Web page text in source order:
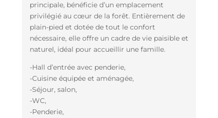
principale, bénéficie d’un emplacement
privilégié au cœur de la forêt. Entièrement de
plain-pied et dotée de tout le confort
nécessaire, elle offre un cadre de vie paisible et
naturel, idéal pour accueillir une famille.
-Hall d’entrée avec penderie,
-Cuisine équipée et aménagée,
-Séjour, salon,
-WC,
-Penderie,